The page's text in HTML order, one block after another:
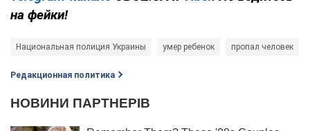
на фейки!
Национальная полиция Украины умер ребенок пропал человек
Редакционная политика